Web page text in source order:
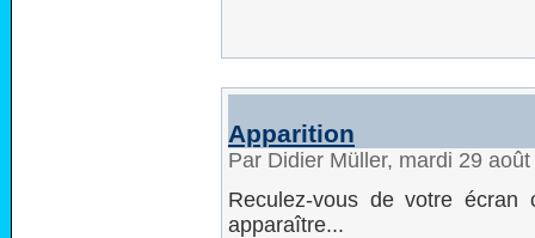
Apparition
Par Didier Müller, mardi 29
Reculez-vous de votre écran
apparaître...